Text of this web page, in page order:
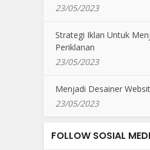
23/05/2023
Strategi Iklan Untuk
Periklanan
23/05/2023
Menjadi Desainer
23/05/2023
FOLLOW SOSIAL